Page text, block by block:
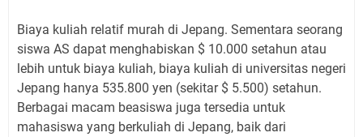
Biaya kuliah relatif murah di Jepang. Sementara seorang
siswa AS dapat menghabiskan $ 10.000 setahun atau
lebih untuk biaya kuliah, biaya kuliah di universitas negeri
Jepang hanya 535.800 yen (sekitar $ 5.500) setahun.
Berbagai macam beasiswa juga tersedia untuk
mahasiswa yang berkuliah di Jepang, baik dari